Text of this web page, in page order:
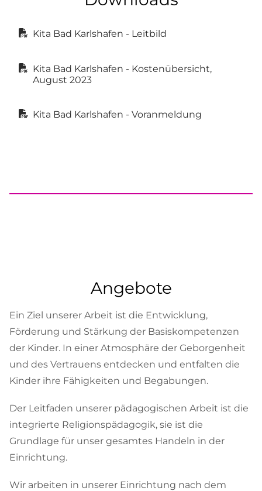
Kita Bad Karlshafen - Leitbild
Kita Bad Karlshafen - Kostenübersicht,
August 2023
Kita Bad Karlshafen - Voranmeldung
Angebote
Ein Ziel unserer Arbeit ist die Entwicklung,
Förderung und Stärkung der Basiskompetenzen
der Kinder. In einer Atmosphäre der Geborgenheit
und des Vertrauens entdecken und entfalten die
Kinder ihre Fähigkeiten und Begabungen.
Der Leitfaden unserer pädagogischen Arbeit ist die
integrierte Religionspädagogik, sie ist die
Grundlage für unser gesamtes Handeln in der
Einrichtung.
Wir arbeiten in unserer Einrichtung nach dem